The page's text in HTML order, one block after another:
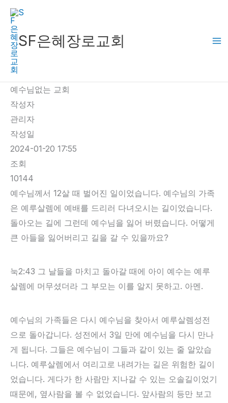
너
SF은혜장로교회
예수님없는 교회
작성자
관리자
작성일
2024-01-20 17:55
조회
10144
예수님께서 12살 때 벌어진 일이었습니다. 예수님의 가족
은 예루살렘에 예배를 드리러 다녀오시는 길이었습니다.
돌아오는 길에 그런데 예수님을 잃어 버렸습니다. 어떻게
큰 아들을 잃어버리고 길을 갈 수 있을까요?
눅2:43 그 날들을 마치고 돌아갈 때에 아이 예수는 예루
살렘에 머무셨더라 그 부모는 이를 알지 못하고. 아멘.
예수님의 가족들은 다시 예수님을 찾아서 예루살렘성전
으로 돌아갑니다. 성전에서 3일 만에 예수님을 다시 만나
게 됩니다. 그들은 예수님이 그들과 같이 있는 줄 알았습
니다. 예루살렘에서 여리고로 내려가는 길은 위험한 길이
었습니다. 게다가 한 사람만 지나갈 수 있는 오솔길이었기
때문에, 옆사람을 볼 수 없었습니다. 앞사람의 등만 보고